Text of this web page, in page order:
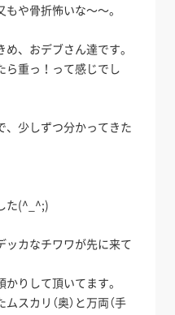
や骨折怖いな～～。
、おデブさん達です。
ら重っ！って感じでし
、少しずつ分かってきた
た(^_^;)
ッカなチワワが先に来て
りして頂いてます。
スカリ（奥）と万両（手